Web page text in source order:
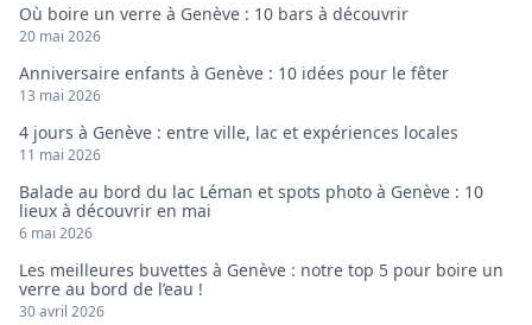
Où boire un verre à Genève : 10 bars à découvrir
20 mai 2026
Anniversaire enfants à Genève : 10 idées pour le fêter
13 mai 2026
4 jours à Genève : entre ville, lac et expériences locales
11 mai 2026
Balade au bord du lac Léman et spots photo à Genève : 10
lieux à découvrir en mai
6 mai 2026
Les meilleures buvettes à Genève : notre top 5 pour boire un
verre au bord de l’eau !
30 avril 2026